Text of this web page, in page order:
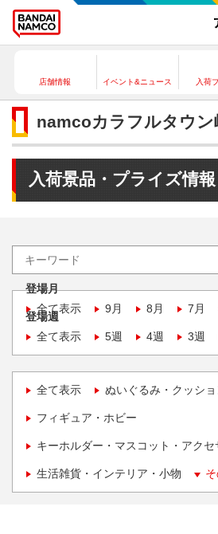
店舗情報 イベント&ニュース 入荷
namcoカラフルタウン
入荷景品・プライズ情報
登場月
全て表示
9月 8月 7月
登場週
全て表示
5週 4週 3週
全て表示 ぬいぐるみ・クッショ
フィギュア・ホビー
キーホルダー・マスコット・アクセ
生活雑貨・インテリア・小物